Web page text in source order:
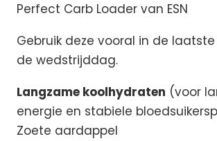
Perfect Carb Loader van ESN
Gebruik deze vooral in de
de wedstrijddag.
Langzame koolhydraten (voor
energie en stabiele
Zoete aardappel